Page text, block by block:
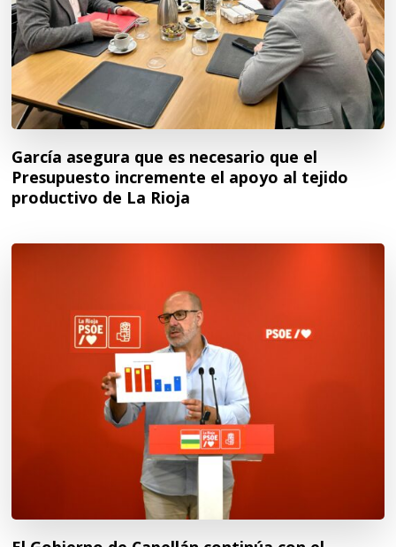
García asegura que es necesario que el
Presupuesto incremente el apoyo al tejido
productivo de La Rioja